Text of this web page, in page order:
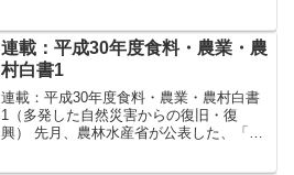
から、説得力があります。 西洋なし「コ
ミス」 市場の仲...
連載：平成30年度食料・農業・農
村白書1
連載：平成30年度食料・農業・農村白書
1（多発した自然災害からの復旧・復
興） 先月、農林水産省が公表した、「平